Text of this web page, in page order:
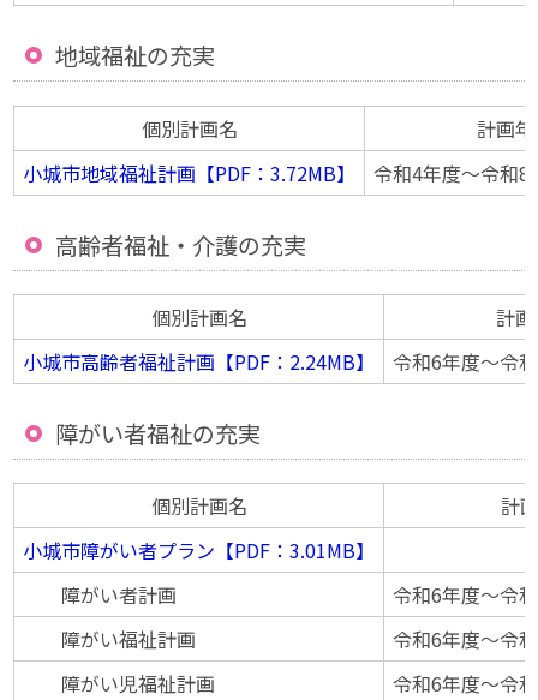
地域福祉の充実
個別計画名
計画
小城市地域福祉計画【PDF：3.72MB】
令和4年度〜令和8
高齢者福祉・介護の充実
個別計画名
計
小城市高齢者福祉計画【PDF：2.24MB】
令和6年度〜令
障がい者福祉の充実
個別計画名
計
小城市障がい者プラン【PDF：3.01MB】
障がい者計画
令和6年度〜令
障がい福祉計画
令和6年度〜令
障がい児福祉計画
令和6年度〜令